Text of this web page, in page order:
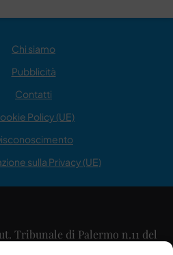
Chi siamo
Pubblicità
Contatti
Policy (UE)
sulla Privacy (UE)
Tribunale di Palermo n.11 del